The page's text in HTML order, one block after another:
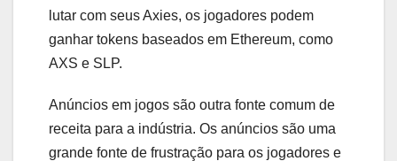
lutar com seus Axies, os jogadores podem
ganhar tokens baseados em Ethereum, como
AXS e SLP.
Anúncios em jogos são outra fonte comum de
receita para a indústria. Os anúncios são uma
grande fonte de frustração para os jogadores e